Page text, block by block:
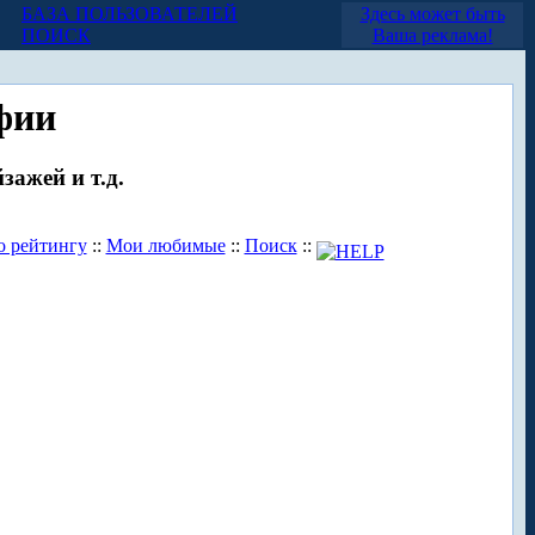
БАЗА ПОЛЬЗОВАТЕЛЕЙ
ПОИСК
Здесь может быть
Ваша реклама!
и т.д.
рейтингу:: Мои любимые:: Поиск::